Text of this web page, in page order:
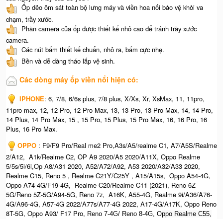
Ốp dẻo ôm sát toàn bộ lưng máy và viền hoa nổi bảo vệ khỏi va
chạm, trầy xước.
Phần camera của ốp được thiết kế nhô cao để tránh trầy xước
camera.
Các nút bấm thiết kế chuẩn, nhô ra, bấm cực nhẹ.
Bền và dễ dàng tháo lắp vệ sinh.
Các dòng máy ốp viền nổi hiện có:
IPHONE: 6, 7/8, 6/6s plus, 7/8 plus, X/Xs, Xr, XsMax, 11, 11pro,
11pro max, 12, 12 Pro, 12 Pro Max, 13, 13 Pro, 13 Pro Max, 14, 14 Pro,
14 Plus, 14 Pro Max, 15 , 15 Pro, 15 Plus, 15 Pro Max, 16, 16 Pro, 16
Plus, 16 Pro Max.
OPPO : F9/F9 Pro/Real me2 Pro,A3s/A5/realme C1, A7/A5S/Realme
2/A12, A1k/Realme C2, OP A9 2020/A5 2020/A11X, Oppo Realme
5/5s/5i/6i,Op A8/A31 2020, A52/A72/A92, A53 2020/A32/A33 2020,
Realme C15, Reno 5 , Realme C21Y/C25Y , A15/A15s, Oppo A54-4G,
Oppo A74-4G/F19-4G, Realme C20/Realme C11 (2021), Reno 6Z
5G/Reno 5Z-5G/A94-5G, Reno 7z, A16K, A55-4G, Realme 9i/A36/A76-
4G/A96-4G, A57-4G 2022/A77s/A77-4G 2022, A17-4G/A17K, Oppo Reno
8T-5G, Oppo A93/ F17 Pro, Reno 7-4G/ Reno 8-4G, Oppo Realme C55,